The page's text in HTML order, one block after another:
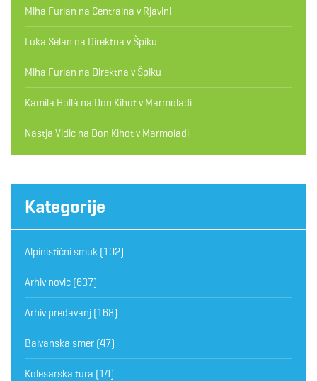
Miha Furlan na Centralna v Rjavini
Luka Selan na Direktna v Špiku
Miha Furlan na Direktna v Špiku
Kamila Hollá na Don Kihot v Marmoladi
Nastja Vidic na Don Kihot v Marmoladi
Kategorije
Alpinistični smuk (102)
Arhiv novic (637)
Arhiv predavanj (168)
Balvanska smer (47)
Kolesarska tura (14)